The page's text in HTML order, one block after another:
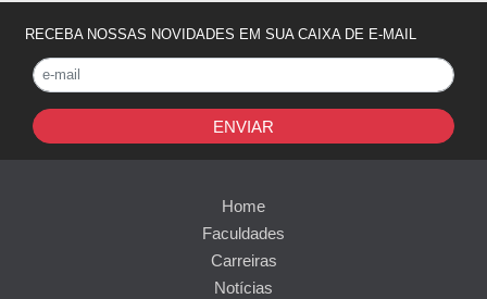
RECEBA NOSSAS NOVIDADES EM SUA CAIXA DE E-MAIL
ENVIAR
Home
Faculdades
Carreiras
Notícias